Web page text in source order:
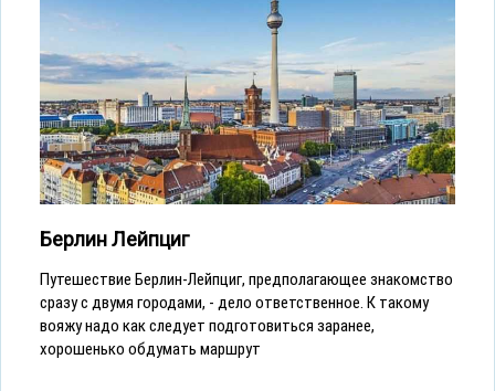
Берлин Лейпциг
Путешествие Берлин-Лейпциг, предполагающее знакомство
сразу с двумя городами, - дело ответственное. К такому
вояжу надо как следует подготовиться заранее,
хорошенько обдумать маршрут